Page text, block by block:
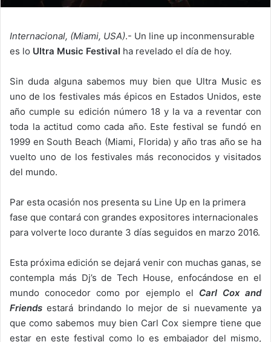
Internacional, (Miami, USA).- Un line up inconmensurable
es lo Ultra Music Festival ha revelado el día de hoy.
Sin duda alguna sabemos muy bien que Ultra Music es
uno de los festivales más épicos en Estados Unidos, este
año cumple su edición número 18 y la va a reventar con
toda la actitud como cada año. Este festival se fundó en
1999 en South Beach (Miami, Florida) y año tras año se ha
vuelto uno de los festivales más reconocidos y visitados
del mundo.
Par esta ocasión nos presenta su Line Up en la primera
fase que contará con grandes expositores internacionales
para volverte loco durante 3 días seguidos en marzo 2016.
Esta próxima edición se dejará venir con muchas ganas, se
contempla más Dj’s de Tech House, enfocándose en el
mundo conocedor como por ejemplo el Carl Cox and
Friendsestará brindando lo mejor de si nuevamente ya
que como sabemos muy bien Carl Cox siempre tiene que
estar en este festival como lo es embajador del mismo,